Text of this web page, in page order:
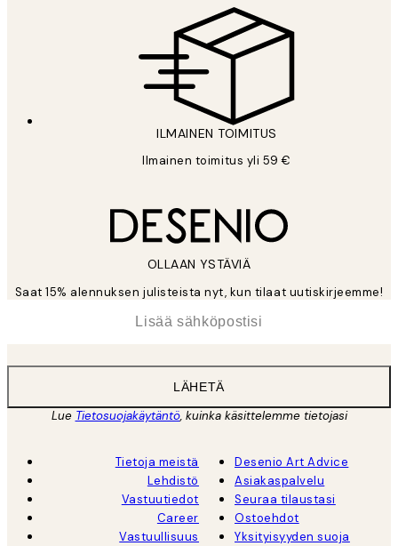
ILMAINEN TOIMITUS
Ilmainen toimitus yli 59 €
OLLAAN YSTÄVIÄ
Saat 15% alennuksen julisteista nyt, kun tilaat uutiskirjeemme!
LÄHETÄ
Lue Tietosuojakäytäntö, kuinka käsittelemme tietojasi
Tietoja meistä
Lehdistö
Vastuutiedot
Career
Vastuullisuus
Desenio Art Advice
Asiakaspalvelu
Seuraa tilaustasi
Ostoehdot
Yksityisyyden suoja